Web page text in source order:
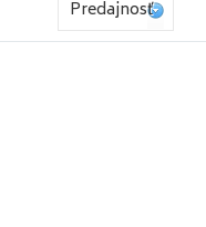
Predajnosť